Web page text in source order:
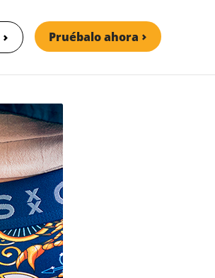
Pruébalo ahora